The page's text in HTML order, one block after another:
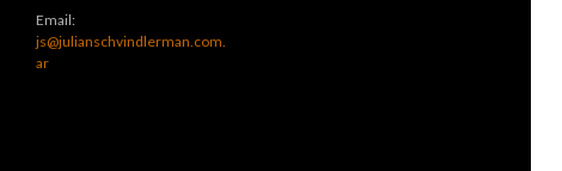
Email:
js@julianschvindlerman.com.
ar